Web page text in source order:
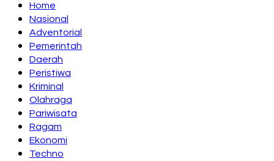
Home
Nasional
Adventorial
Pemerintah
Daerah
Peristiwa
Kriminal
Olahraga
Pariwisata
Ragam
Ekonomi
Techno